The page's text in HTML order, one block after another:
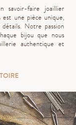
savoir-faire joaillier
une pièce unique,
Notre passion
bijou que nous
authentique et